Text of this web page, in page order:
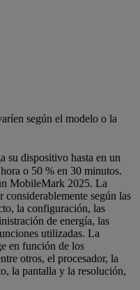
según el modelo o la
su dispositivo hasta en un
o 50 % en 30 minutos.
MobileMark 2025. La
considerablemente según las
la configuración, las
de energía, las
utilizadas. La
en función de los
otros, el procesador, la
la pantalla y la resolución,